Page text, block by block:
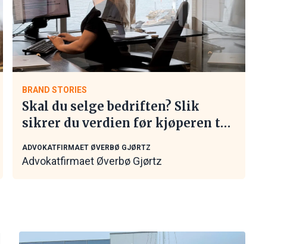
BRAND STORIES
Skal du selge bedriften? Slik
sikrer du verdien før kjøperen tar
ADVOKATFIRMAET ØVERBØ GJØRTZ
Advokatfirmaet Øverbø Gjørtz